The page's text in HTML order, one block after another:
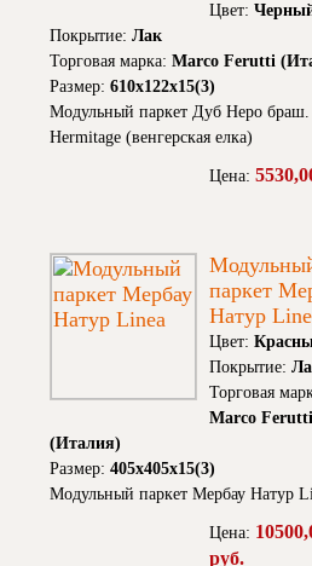
Цвет:
Покрытие: Лак
Торговая марка: Marco Ferutti
Размер: 610x122x15(3)
Модульный паркет Дуб Неро браш.
Hermitage (венгерская елка)
Цена:
паркет
Натур
Цвет:
Покрытие:
Торговая
Marco Ferutti
(Италия)
Размер: 405x405x15(3)
Модульный паркет Мербау Натур
Цена:
руб.